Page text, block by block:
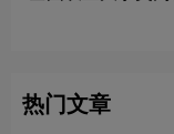
热门文章